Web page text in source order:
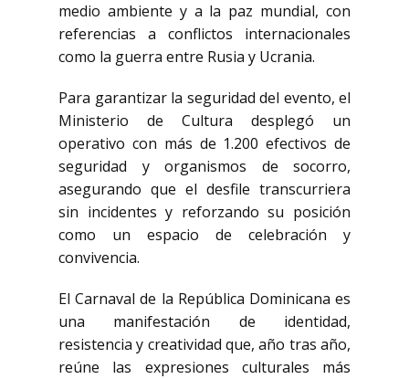
medio ambiente y a la paz mundial, con
referencias a conflictos internacionales
como la guerra entre Rusia y Ucrania.​
Para garantizar la seguridad del evento, el
Ministerio de Cultura desplegó un
operativo con más de 1.200 efectivos de
seguridad y organismos de socorro,
asegurando que el desfile transcurriera
sin incidentes y reforzando su posición
como un espacio de celebración y
convivencia.​
El Carnaval de la República Dominicana es
una manifestación de identidad,
resistencia y creatividad que, año tras año,
reúne las expresiones culturales más